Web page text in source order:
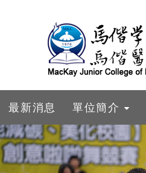
最新消息 單位簡介